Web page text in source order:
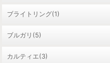
ブライトリング(1)
ブルガリ(5)
カルティエ(3)